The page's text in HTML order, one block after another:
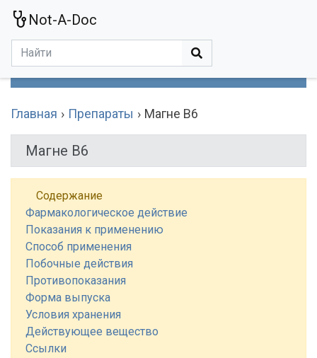
Not-A-Doc
Главная Препараты Магне B6
Магне B6
Содержание
Фармакологическое действие
Показания к применению
Способ применения
Побочные действия
Противопоказания
Форма выпуска
Условия хранения
Действующее вещество
Ссылки